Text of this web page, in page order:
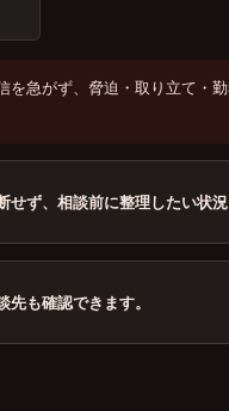
急がず、脅迫・取り立て・
ず、相談前に整理したい状況
も確認できます。